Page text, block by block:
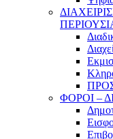
ΦΟΡΟΙ –